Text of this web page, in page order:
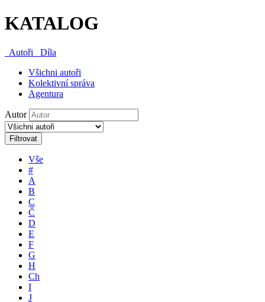
KATALOG
Autoři
Díla
Všichni autoři
Kolektivní správa
Agentura
Autor
Filtrovat
Vše
#
A
B
C
Č
D
E
F
G
H
Ch
I
J